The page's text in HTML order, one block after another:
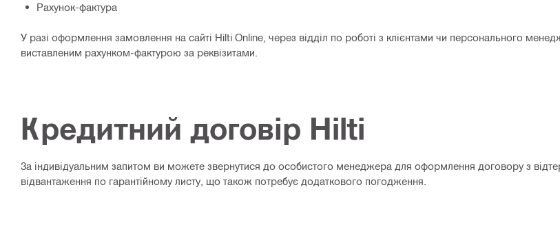
Рахунок-фактура
У разі оформлення замовлення на сайті Hilti Online, через відділ по роботі з клієнтами чи персонального
виставленим рахунком-фактурою за реквізитами.
Кредитний договір Hilti
За індивідуальним запитом ви можете звернутися до особистого менеджера для оформлення договору з
відвантаження по гарантійному листу, що також потребує додаткового погодження.